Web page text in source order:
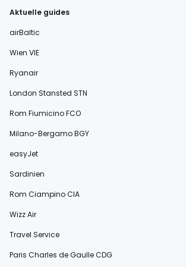
Aktuelle guides
airBaltic
Wien VIE
Ryanair
London Stansted STN
Rom Fiumicino FCO
Milano-Bergamo BGY
easyJet
Sardinien
Rom Ciampino CIA
Wizz Air
Travel Service
Paris Charles de Gaulle CDG